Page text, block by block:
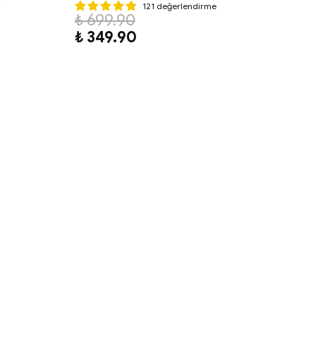
121 değerlendirme
₺ 699.90
₺ 349.90